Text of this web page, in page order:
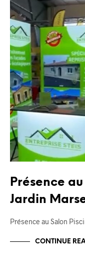
Présence
Jardin
Présence au Salon
CONTINUE